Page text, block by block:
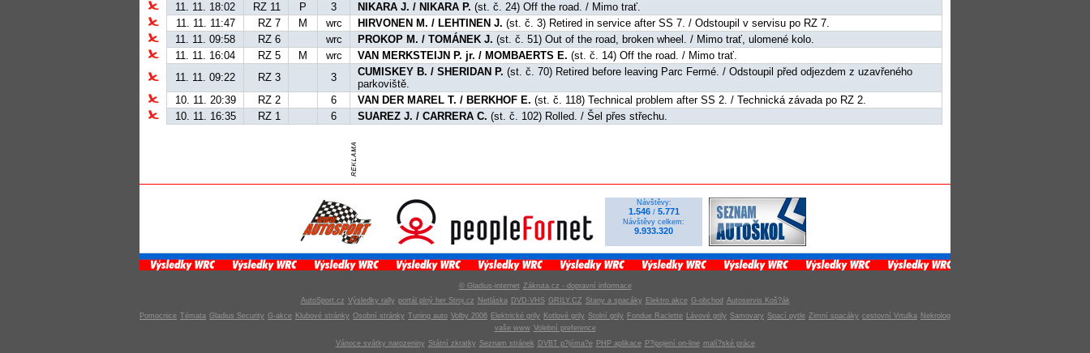
11. 11. 18:02
RZ 11 P 3 NIKARA J. / NIKARA P. (st. č. 24) Off the road. / Mimo trať.
11. 11. 11:47
RZ 7 M wrc HIRVONEN M. / LEHTINEN J. (st. č. 3) Retired in service after SS 7. / Odstoupil v servisu po RZ 7.
11. 11. 09:58
RZ 6 wrc PROKOP M. / TOMÁNEK J. (st. č. 51) Out of the road, broken wheel. / Mimo trať, ulomené kolo.
11. 11. 16:04
RZ 5 M wrc VAN MERKSTEIJN P. jr. / MOMBAERTS E. (st. č. 14) Off the road. / Mimo trať.
11. 11. 09:22
RZ 3 3 CUMISKEY B. / SHERIDAN P. (st. č. 70) Retired before leaving Parc Fermé. / Odstoupil před odjezdem z uzavřeného
parkoviště.
10. 11. 20:39
RZ 2 6 VAN DER MAREL T. / BERKHOF E. (st. č. 118) Technical problem after SS 2. / Technická závada po RZ 2.
10. 11. 16:35
RZ 1 6 SUAREZ J. / CARRERA C. (st. č. 102) Rolled. / Šel přes střechu.
Návštěvy:
1.546/ 5.771
Návštěvy celkem:
9.933.320
© Gladius-internet Zákruta.cz - dopravní informace
AutoSport.cz Výsledky rally portál plný her Stroj.cz Netláska DVD-VHS GRILY.CZ Stany a spacáky Elektro akce G-obchod Autoservis Koš?ák
Pomocnice Témata Gladius Security G-akce Klubové stránky Osobní stránky Tuning auto Volby 2006 Elektrické grily Kotlové grily Stolní grily Fondue Raclette Lávové grily Samovary Spací pytle Zimní spacáky cestovní Vrtulka Nekrolog
vaše www Volební preference
Vánoce svátky narozeniny Státní zkratky Seznam stránek DVBT p?ijíma?e PHP aplikace P?ipojení on-line malí?ské práce